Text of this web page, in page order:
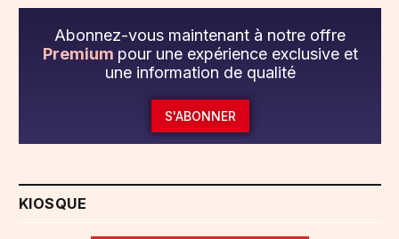
Abonnez-vous maintenant à notre offre
Premium pour une expérience exclusive et
une information de qualité
S'ABONNER
KIOSQUE